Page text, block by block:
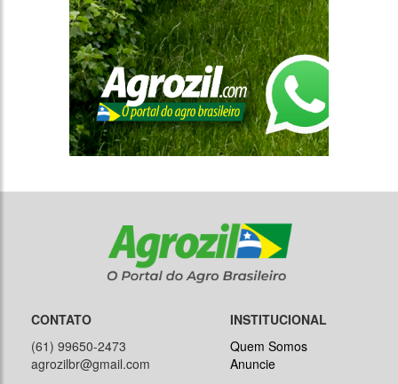
CONTATO
(61) 99650-2473
agrozilbr@gmail.com
INSTITUCIONAL
Quem Somos
Anuncie